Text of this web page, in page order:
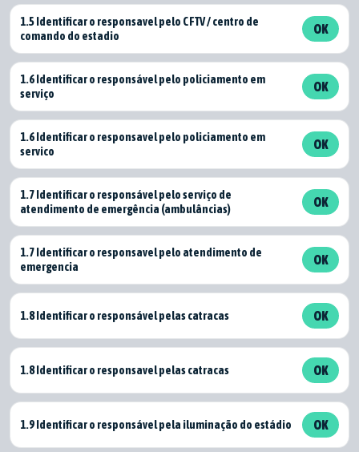
1.5 Identificar o responsavel pelo CFTV / centro de
comando do estadio
OK
1.6 Identificar o responsável pelo policiamento em
serviço
OK
1.6 Identificar o responsavel pelo policiamento em
servico
OK
1.7 Identificar o responsável pelo serviço de
atendimento de emergência (ambulâncias)
OK
1.7 Identificar o responsavel pelo atendimento de
emergencia
OK
1.8 Identificar o responsável pelas catracas OK
1.8 Identificar o responsavel pelas catracas OK
1.9 Identificar o responsável pela iluminação do estádio OK